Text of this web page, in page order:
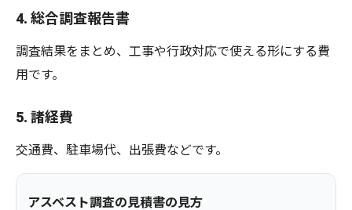
4. 総合調査報告書
調査結果をまとめ、工事や行政対応で使える形にする費
用です。
5. 諸経費
交通費、駐車場代、出張費などです。
アスベスト調査の見積書の見方